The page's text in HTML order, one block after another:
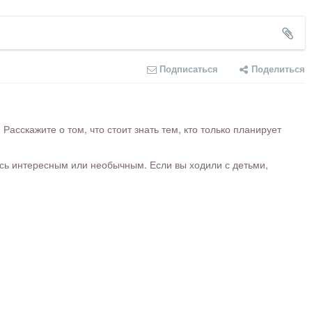
Подписаться Поделиться
о том, что стоит знать тем, кто только планирует
интересным или необычным. Если вы ходили с детьми,